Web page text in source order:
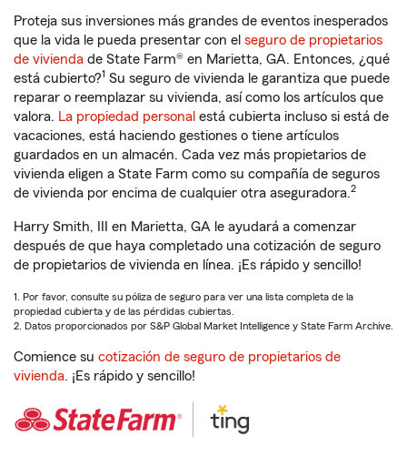
Proteja sus inversiones más grandes de eventos inesperados
que la vida le pueda presentar con el seguro de propietarios
de vivienda de State Farm® en Marietta, GA. Entonces, ¿qué
está cubierto?1 Su seguro de vivienda le garantiza que puede
reparar o reemplazar su vivienda, así como los artículos que
valora. La propiedad personal está cubierta incluso si está de
vacaciones, está haciendo gestiones o tiene artículos
guardados en un almacén. Cada vez más propietarios de
vivienda eligen a State Farm como su compañía de seguros
de vivienda por encima de cualquier otra aseguradora.2
Harry Smith, III en Marietta, GA le ayudará a comenzar
después de que haya completado una cotización de seguro
de propietarios de vivienda en línea. ¡Es rápido y sencillo!
1. Por favor, consulte su póliza de seguro para ver una lista completa de la
propiedad cubierta y de las pérdidas cubiertas.
2. Datos proporcionados por S&P Global Market Intelligence y State Farm Archive.
Comience su cotización de seguro de propietarios de
vivienda. ¡Es rápido y sencillo!